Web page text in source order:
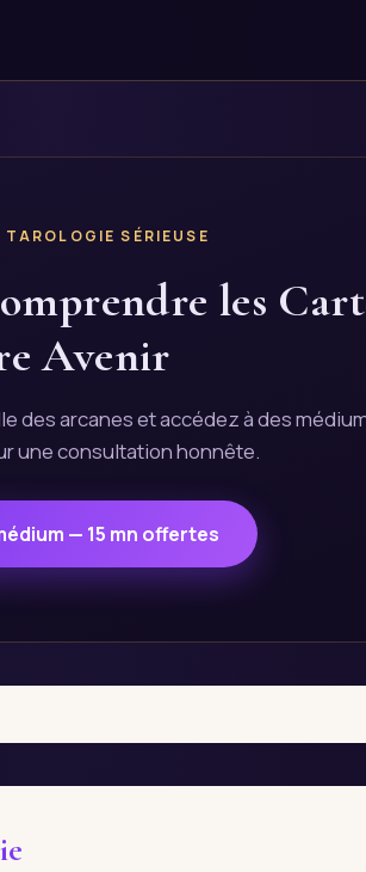
TAROLOGIE SÉRIEUSE
les
Avenir
des arcanes et accédez à des
une consultation honnête.
— 15 mn offertes